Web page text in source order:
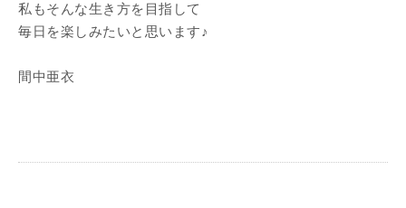
私もそんな生き方を目指して
毎日を楽しみたいと思います♪
間中亜衣